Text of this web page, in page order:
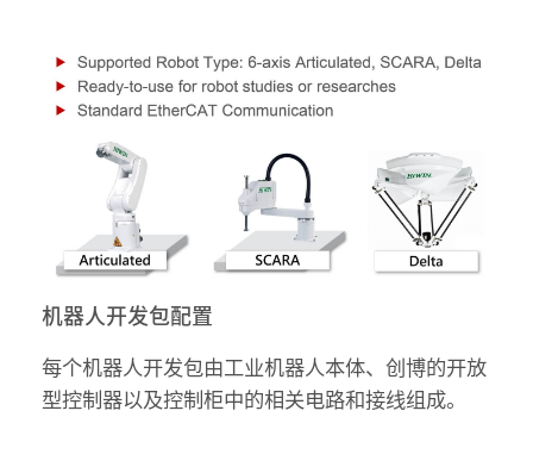
机器人开发包配置
每个机器人开发包由工业机器人本体、创博的开放
型控制器以及控制柜中的相关电路和接线组成。